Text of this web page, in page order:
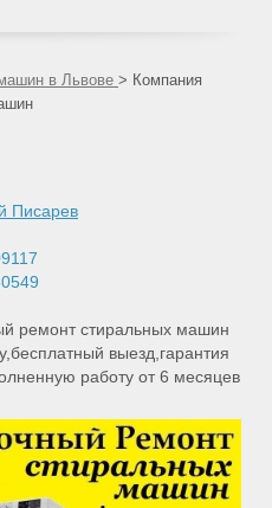
в Львове > Компания
Писарев
ремонт стиральных машин
выезд,гарантия
работу от 6 месяцев